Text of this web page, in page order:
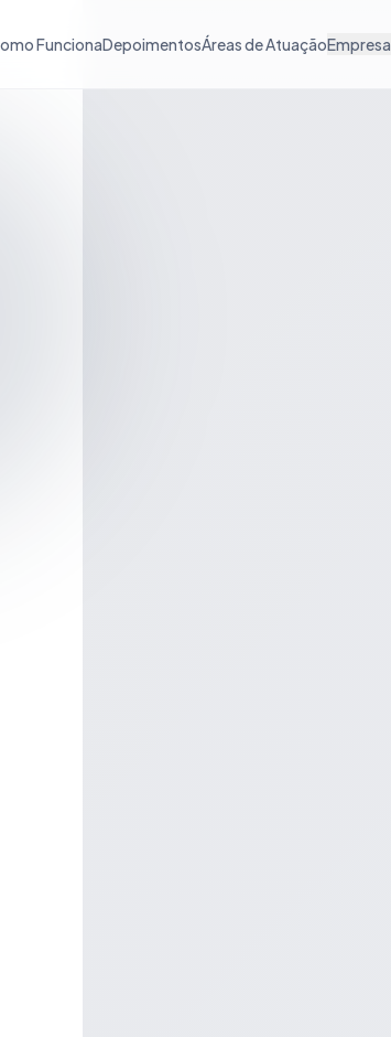
FuncionaDepoimentosÁreas de AtuaçãoEmpresa